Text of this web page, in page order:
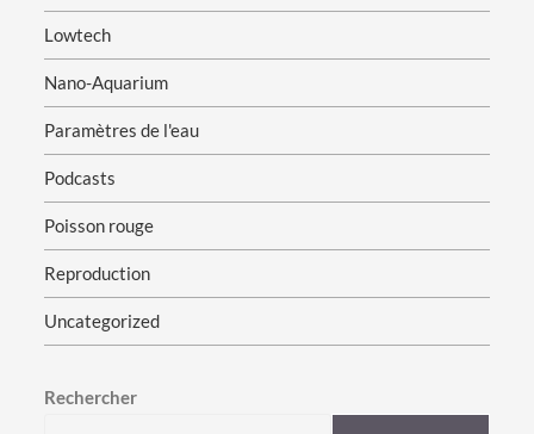
Lowtech
Nano-Aquarium
Paramètres de l'eau
Podcasts
Poisson rouge
Reproduction
Uncategorized
Rechercher